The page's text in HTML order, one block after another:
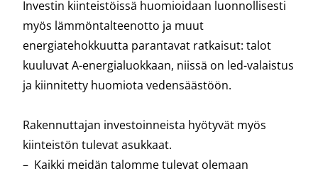
Investin kiinteistöissä huomioidaan luonnollisesti
myös lämmöntalteenotto ja muut
energiatehokkuutta parantavat ratkaisut: talot
kuuluvat A-energialuokkaan, niissä on led-valaistus
ja kiinnitetty huomiota vedensäästöön.
Rakennuttajan investoinneista hyötyvät myös
kiinteistön tulevat asukkaat.
– Kaikki meidän talomme tulevat olemaan